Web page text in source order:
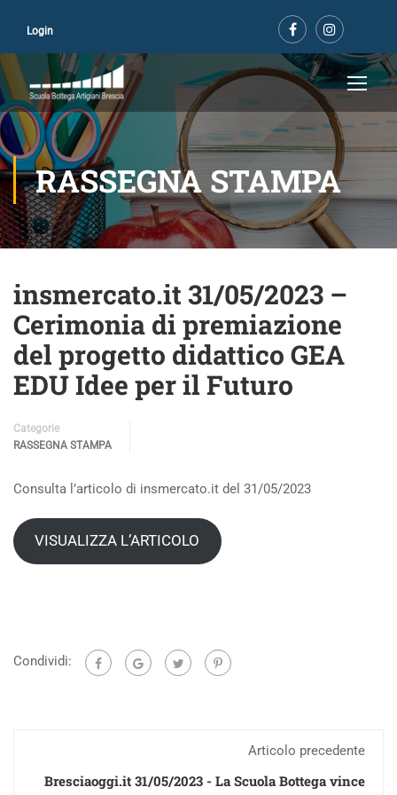
Login
RASSEGNA STAMPA
insmercato.it 31/05/2023 –
Cerimonia di premiazione
del progetto didattico GEA
EDU Idee per il Futuro
Categorie
RASSEGNA STAMPA
Consulta l’articolo di insmercato.it del 31/05/2023
VISUALIZZA L’ARTICOLO
Condividi:
Articolo precedente
Bresciaoggi.it 31/05/2023 - La Scuola Bottega vince